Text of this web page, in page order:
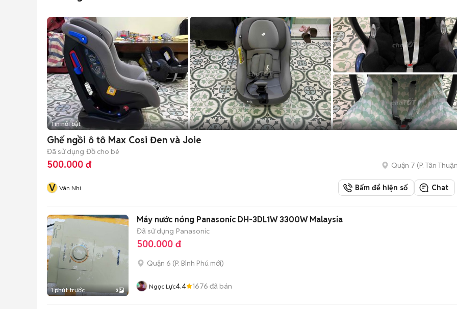
Tin nổi bật
Ghế ngồi ô tô Max Cosi Đen và Joie
Đã sử dụng Đồ cho bé
500.000 đ Quận 7 (P. Tân
V Vân Nhi Bấm để hiện số Chat
1 phút trước 3
Máy nước nóng Panasonic DH-3DL1W 3300W Malaysia
Đã sử dụng Panasonic
500.000 đ
Quận 6 (P. Bình Phú mới)
Ngọc Lực4.4 1676 đã bán